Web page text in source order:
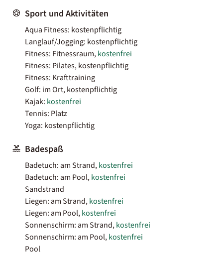
Sport und Aktivitäten
Aqua Fitness: kostenpflichtig
Langlauf/Jogging: kostenpflichtig
Fitness: Fitnessraum,kostenfrei
Fitness: Pilates, kostenpflichtig
Fitness: Krafttraining
Golf: im Ort, kostenpflichtig
Kajak: kostenfrei
Tennis: Platz
Yoga: kostenpflichtig
Badespaß
Badetuch: am Strand,kostenfrei
Badetuch: am Pool,kostenfrei
Sandstrand
Liegen: am Strand,kostenfrei
Liegen: am Pool,kostenfrei
Sonnenschirm: am Strand,kostenfrei
Sonnenschirm: am Pool,kostenfrei
Pool